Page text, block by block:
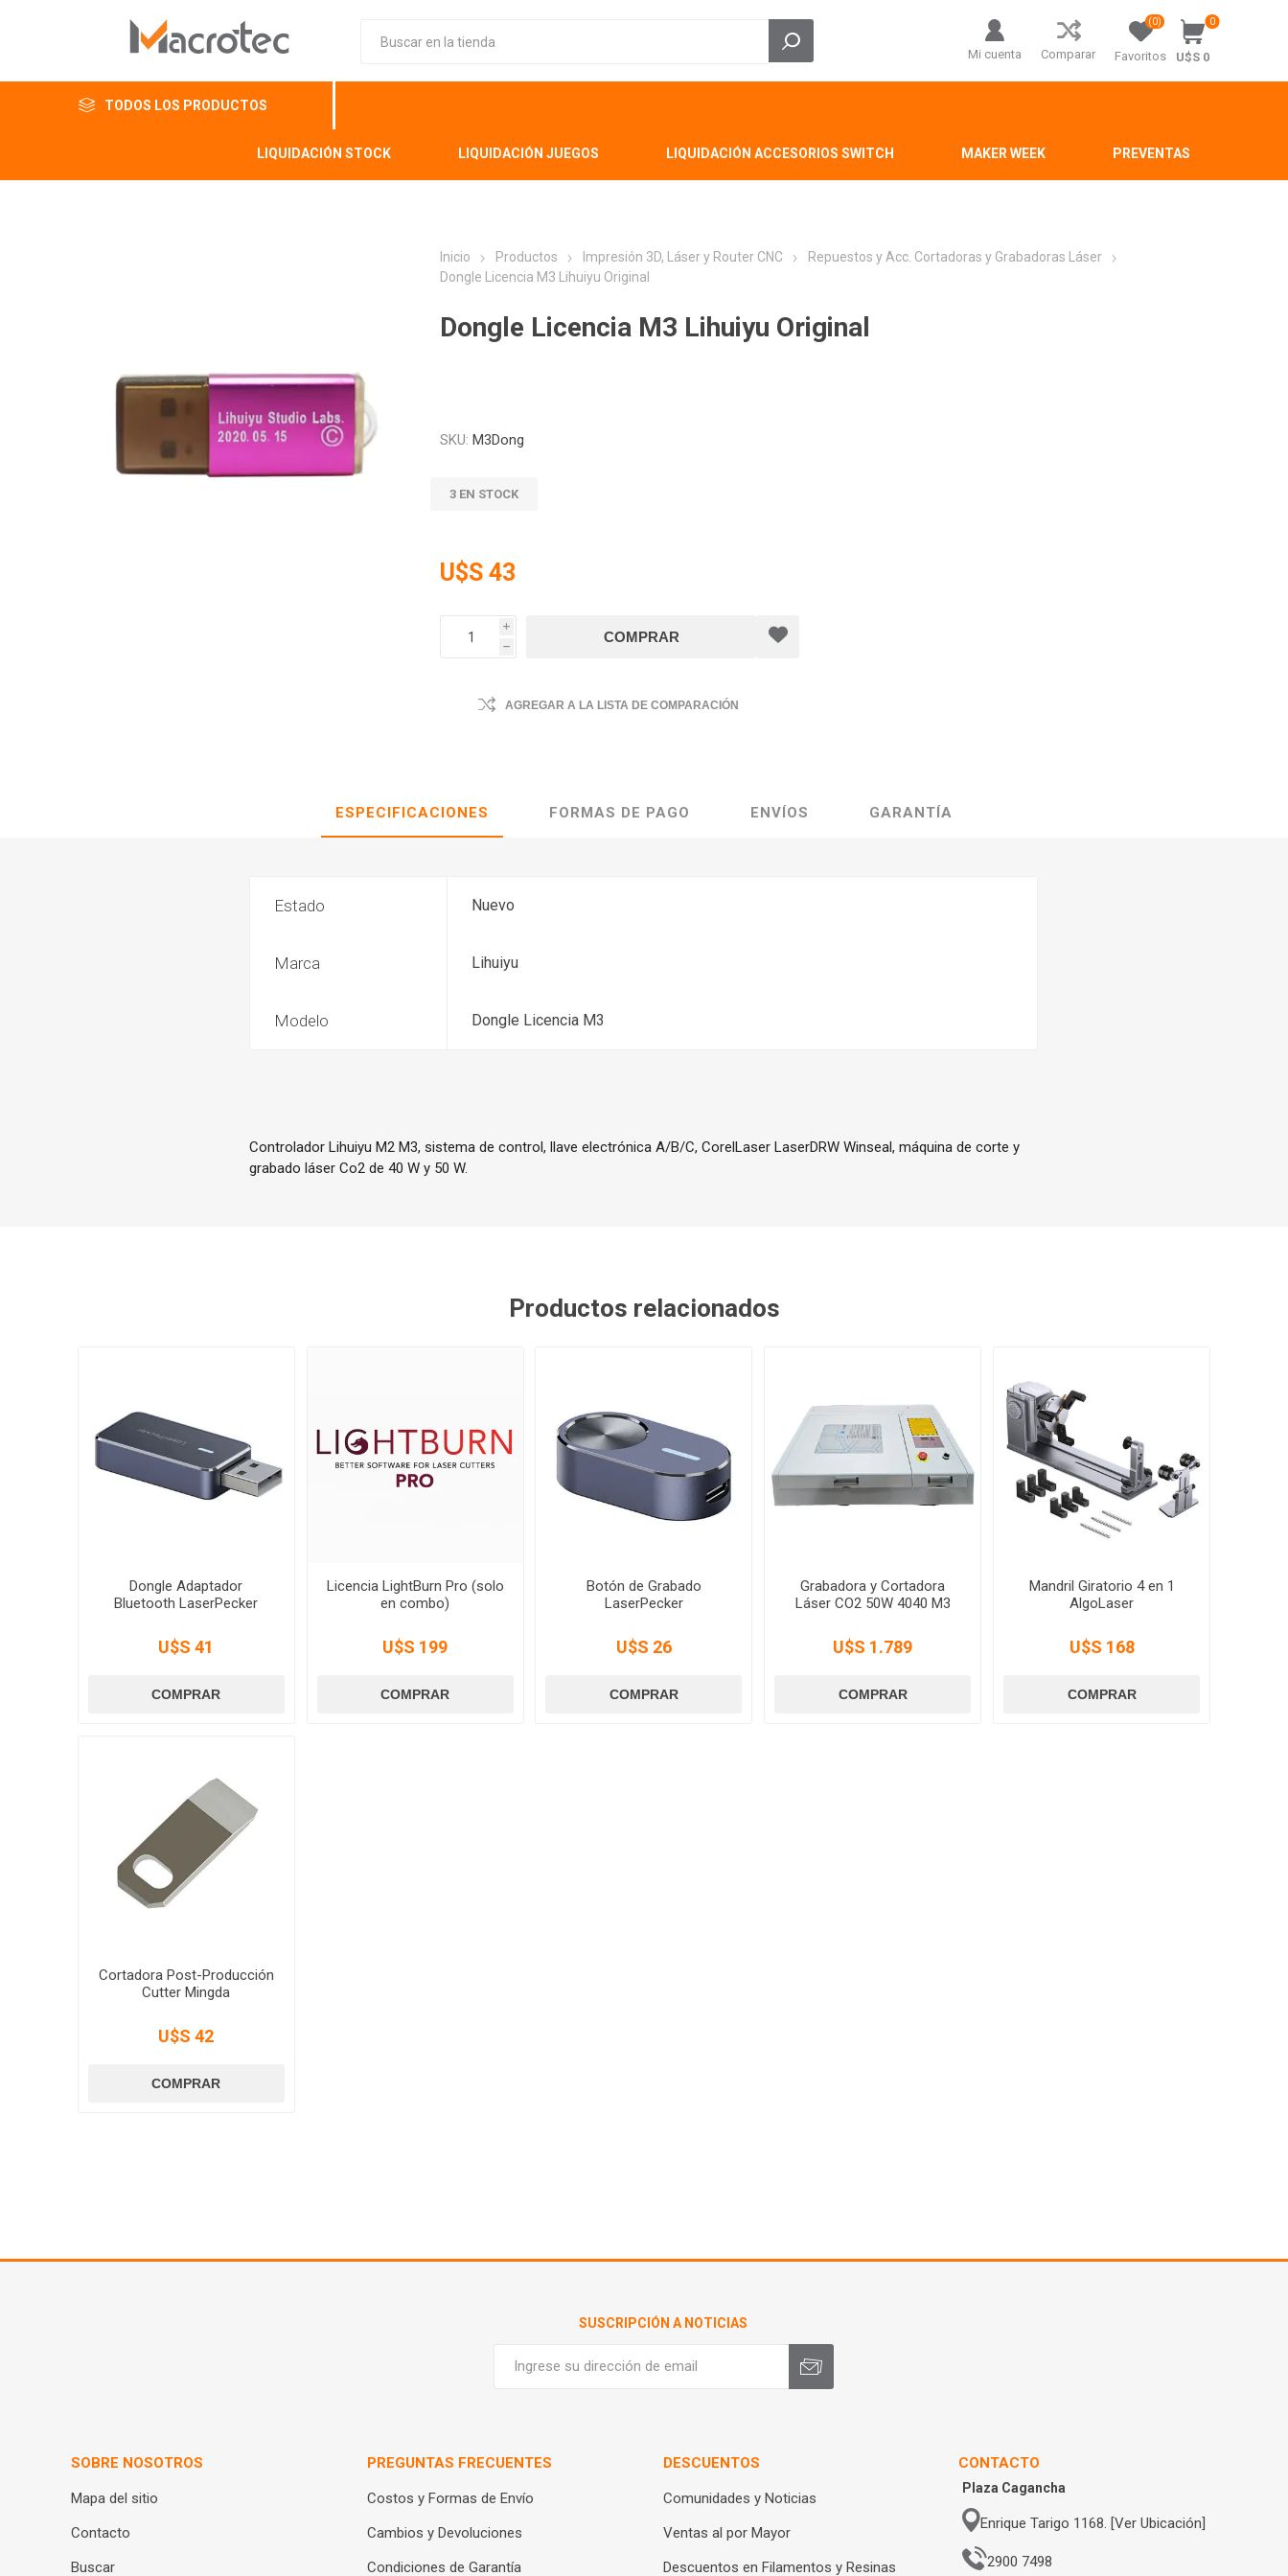
Mi cuenta Comparar Favoritos
(0) 0
U$S 0
TODOS LOS PRODUCTOS
LIQUIDACIÓN STOCK LIQUIDACIÓN JUEGOS LIQUIDACIÓN ACCESORIOS SWITCH MAKER WEEK PREVENTAS
Inicio Productos Impresión 3D, Láser y Router CNC
Repuestos y Acc. Cortadoras y Grabadoras Láser
Dongle Licencia M3 Lihuiyu Original
Dongle Licencia M3 Lihuiyu Original
SKU: M3Dong
3 EN STOCK
U$S 43
i
h
AGREGAR A LA LISTA DE COMPARACIÓN
ESPECIFICACIONES FORMAS DE PAGO ENVÍOS GARANTÍA
Estado Nuevo
Marca Lihuiyu
Modelo Dongle Licencia M3
Controlador Lihuiyu M2 M3, sistema de control, llave electrónica A/B/C, CorelLaser LaserDRW Winseal, máquina de corte y
grabado láser Co2 de 40 W y 50 W.
Productos relacionados
Dongle Adaptador
Bluetooth LaserPecker
U$S 41
Licencia LightBurn Pro (solo
en combo)
U$S 199
Botón de Grabado
LaserPecker
U$S 26
Grabadora y Cortadora
Láser CO2 50W 4040 M3
U$S 1.789
Mandril Giratorio 4 en 1
AlgoLaser
U$S 168
Cortadora Post-Producción
Cutter Mingda
U$S 42
SUSCRIPCIÓN A NOTICIAS
SOBRE NOSOTROS
Mapa del sitio
Contacto
Buscar
PREGUNTAS FRECUENTES
Costos y Formas de Envío
Cambios y Devoluciones
Condiciones de Garantía
DESCUENTOS
Comunidades y Noticias
Ventas al por Mayor
Descuentos en Filamentos y Resinas
CONTACTO
Plaza Cagancha
Enrique Tarigo 1168. [Ver Ubicación]
2900 7498